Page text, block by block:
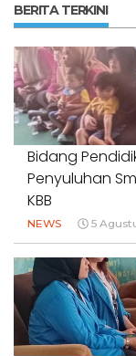
BERITA TERKINI
Bidang
Penyuluhan
KBB
NEWS 5